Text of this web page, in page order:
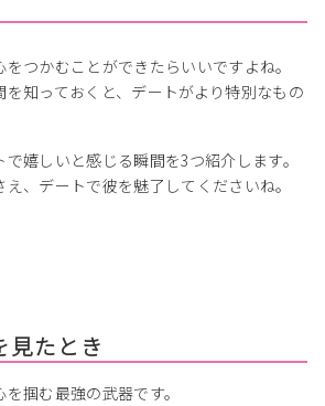
つかむことができたらいいですよね。
知っておくと、デートがより特別なもの
嬉しいと感じる瞬間を3つ紹介します。
、デートで彼を魅了してくださいね。
見たとき
掴む最強の武器です。